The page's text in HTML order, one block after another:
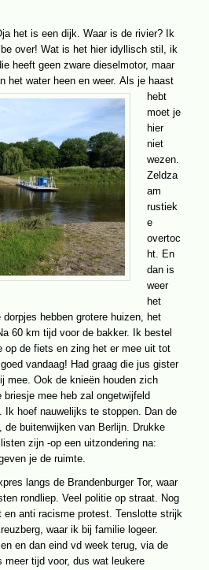
het is een dijk. Waar is de rivier? Ik
over! Wat is het hier idyllisch stil, ik
heeft geen zware dieselmotor, maar
het water heen en weer. Als je haast
hebt
moet je
hier
niet
wezen.
Zeldza
am
rustiek
e
overtoc
ht. En
dan is
weer
het
hebben grotere huizen, het
60 km tijd voor de bakker. Ik bestel
op de fiets en zing het er mee uit tot
vandaag! Had graag die jus gister
mee. Ook de knieën houden zich
mee heb zal ongetwijfeld
Ik hoef nauwelijks te stoppen. Dan de
de buitenwijken van Berlijn. Drukke
zijn -op een uitzondering na:
je de ruimte.
langs de Brandenburger Tor, waar
rondliep. Veel politie op straat. Nog
en anti racisme protest. Tenslotte strijk
waar ik bij familie logeer.
en dan eind vd week terug, via de
meer tijd voor, dus wat leukere